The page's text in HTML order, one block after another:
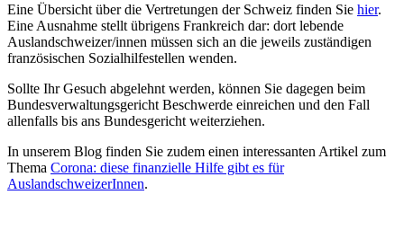
Eine Übersicht über die Vertretungen der Schweiz finden Sie hier.
Eine Ausnahme stellt übrigens Frankreich dar: dort lebende
Auslandschweizer/innen müssen sich an die jeweils zuständigen
französischen Sozialhilfestellen wenden.
Sollte Ihr Gesuch abgelehnt werden, können Sie dagegen beim
Bundesverwaltungsgericht Beschwerde einreichen und den Fall
allenfalls bis ans Bundesgericht weiterziehen.
In unserem Blog finden Sie zudem einen interessanten Artikel zum
Thema Corona: diese finanzielle Hilfe gibt es für
AuslandschweizerInnen.